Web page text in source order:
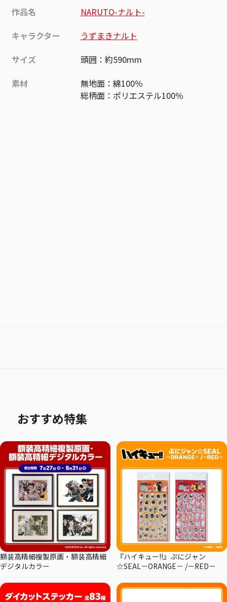
作品名
NARUTO-ナルト-
キャラクター
うずまきナルト
サイズ
頭囲：約590mm
素材
無地面：綿100％
総柄面：ポリエステル100％
おすすめ特集
額装高精細複製原画・額装高精細
デジタルカラー
『ハイキュー!!』ぷにジャン
☆SEAL－ORANGE－ /－RED－